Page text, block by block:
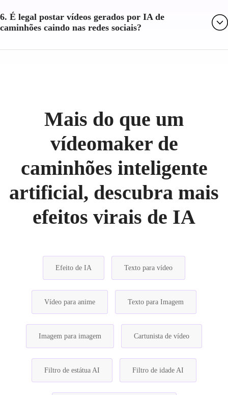
6. É legal postar vídeos gerados por IA de
caminhões caindo nas redes sociais?
Mais do que um
vídeomaker de
caminhões inteligente
artificial, descubra mais
efeitos virais de IA
Efeito de IA Texto para vídeo
Vídeo para anime Texto para Imagem
Imagem para imagem Cartunista de vídeo
Filtro de estátua AI Filtro de idade AI